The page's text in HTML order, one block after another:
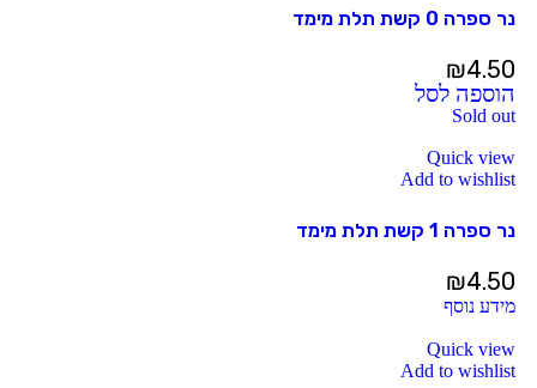
נר ספרה 0 קשת תלת מימד
₪4.50
הוספה לסל
Sold out
Quick view
Add to wishlist
נר ספרה 1 קשת תלת מימד
₪4.50
מידע נוסף
Quick view
Add to wishlist